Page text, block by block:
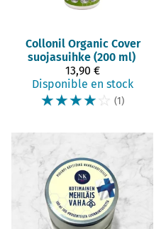
Collonil Organic Cover
suojasuihke (200 ml)
13,90 €
Disponible en stock
☆☆☆☆☆ (1)